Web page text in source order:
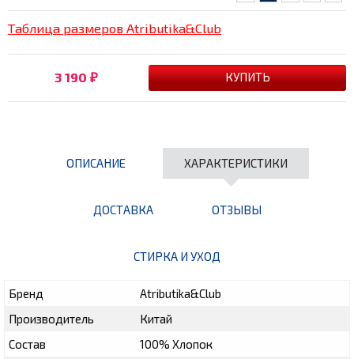
Таблица размеров Atributika&Club
3 190₽
ОПИСАНИЕ ХАРАКТЕРИСТИКИ
ДОСТАВКА ОТЗЫВЫ
СТИРКА И УХОД
Бренд
Atributika&Club
Производитель
Китай
Состав
100% Хлопок